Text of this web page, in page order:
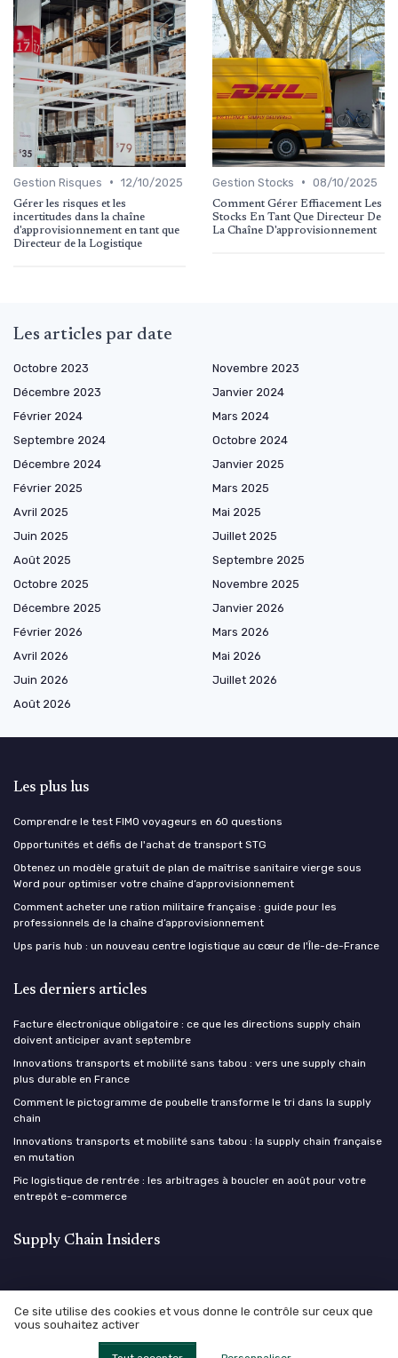
Gestion Risques • 12/10/2025
Gérer les risques et les
incertitudes dans la chaîne
d'approvisionnement en tant que
Directeur de la Logistique
Gestion Stocks • 08/10/2025
Comment Gérer Effiacement Les
Stocks En Tant Que Directeur De
La Chaîne D'approvisionnement
Les articles par date
Octobre 2023
Novembre 2023
Décembre 2023
Janvier 2024
Février 2024
Mars 2024
Septembre 2024
Octobre 2024
Décembre 2024
Janvier 2025
Février 2025
Mars 2025
Avril 2025
Mai 2025
Juin 2025
Juillet 2025
Août 2025
Septembre 2025
Octobre 2025
Novembre 2025
Décembre 2025
Janvier 2026
Février 2026
Mars 2026
Avril 2026
Mai 2026
Juin 2026
Juillet 2026
Août 2026
Les plus lus
Comprendre le test FIMO voyageurs en 60 questions
Opportunités et défis de l'achat de transport STG
Obtenez un modèle gratuit de plan de maîtrise sanitaire vierge sous
Word pour optimiser votre chaîne d’approvisionnement
Comment acheter une ration militaire française : guide pour les
professionnels de la chaîne d’approvisionnement
Ups paris hub : un nouveau centre logistique au cœur de l'Île-de-France
Les derniers articles
Facture électronique obligatoire : ce que les directions supply chain
doivent anticiper avant septembre
Innovations transports et mobilité sans tabou : vers une supply chain
plus durable en France
Comment le pictogramme de poubelle transforme le tri dans la supply
chain
Innovations transports et mobilité sans tabou : la supply chain française
en mutation
Pic logistique de rentrée : les arbitrages à boucler en août pour votre
entrepôt e-commerce
Supply Chain Insiders
Mentions légales
© Supply Chain Insiders 2026
Ce site utilise des cookies et vous donne le contrôle sur ceux que
vous souhaitez activer